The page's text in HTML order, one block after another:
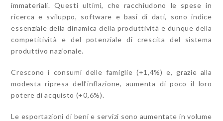
immateriali. Questi ultimi, che racchiudono le spese in
ricerca e sviluppo, software e basi di dati, sono indice
essenziale della dinamica della produttività e dunque della
competitività e del potenziale di crescita del sistema
produttivo nazionale.
Crescono i consumi delle famiglie (+1,4%) e, grazie alla
modesta ripresa dell’inflazione, aumenta di poco il loro
potere di acquisto (+0,6%).
Le esportazioni di beni e servizi sono aumentate in volume